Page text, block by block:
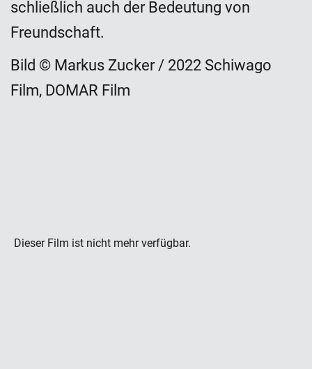
schließlich auch der Bedeutung von
Freundschaft.
Bild © Markus Zucker / 2022 Schiwago
Film, DOMAR Film
Dieser Film ist nicht mehr verfügbar.